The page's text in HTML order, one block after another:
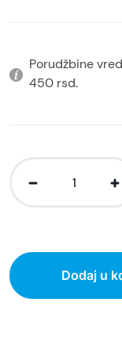
Porudžbine
450 rsd.
Dodaj u